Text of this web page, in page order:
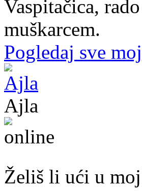
Vaspitačica,
muškarcem.
Pogledaj sve
Ajla
Želiš li ući u